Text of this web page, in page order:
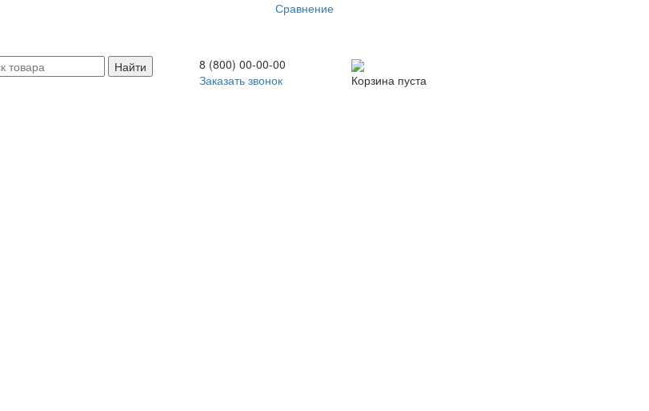
Сравнение
8 (800) 00-00-00
Заказать звонок
Корзина пуста